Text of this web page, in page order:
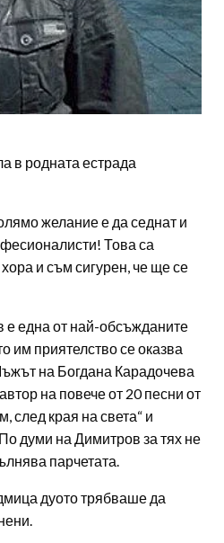
в родната естрада
желание е да седнат и
Това са
и съм сигурен, че ще се
една от най-обсъжданите
им приятелство се оказва
на Богдана Карадочева
на повече от 20 песни от
след края на света“ и
думи на Димитров за тях не
парчетата.
дуото трябваше да